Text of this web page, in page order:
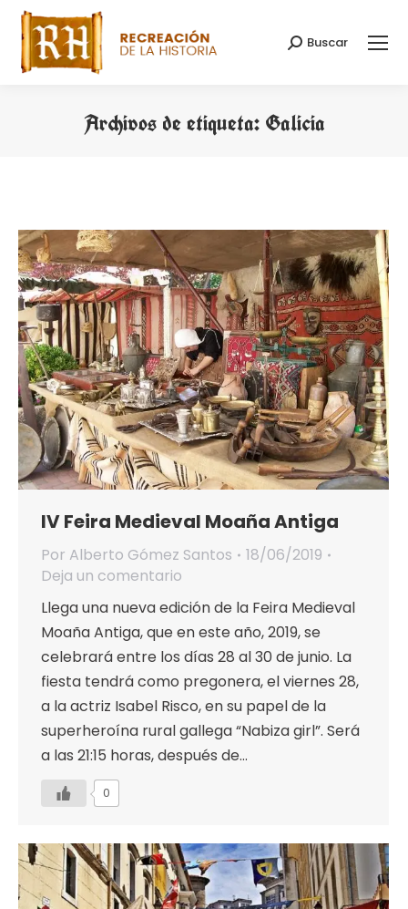
Buscar:
Buscar
Archivos de etiqueta: Galicia
IV Feira Medieval Moaña Antiga
Por Alberto Gómez Santos
18/06/2019
Deja un comentario
Llega una nueva edición de la Feira Medieval
Moaña Antiga, que en este año, 2019, se
celebrará entre los días 28 al 30 de junio. La
fiesta tendrá como pregonera, el viernes 28,
a la actriz Isabel Risco, en su papel de la
superheroína rural gallega “Nabiza girl”. Será
a las 21:15 horas, después de…
0